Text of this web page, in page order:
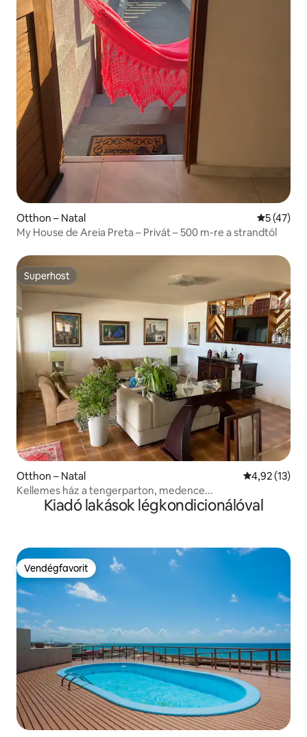
Otthon – Natal Átlagos
5 (47)
My House de Areia Preta – Privát – 500 m-re a strandtól
Superhost
Superhost
Otthon – Natal Átlagos
4,92 (13)
Kellemes ház a tengerparton, medence...
Kiadó lakások légkondicionálóval
Vendégfavorit
Vendégfavorit